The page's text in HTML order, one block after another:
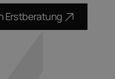
Erstberatung